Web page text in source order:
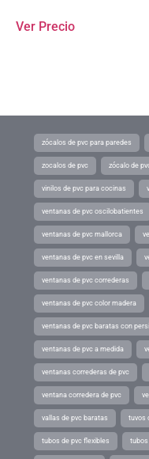
Ver Precio
zócalos de pvc para paredes
zocalos de pvc zócalo de
vinilos de pvc para cocinas
ventanas de pvc oscilobatientes
ventanas de pvc mallorca
ventanas de pvc en sevilla
ventanas de pvc correderas
ventanas de pvc color madera
ventanas de pvc baratas con
ventanas de pvc a medida
ventanas correderas de pvc
ventana corredera de pvc
vallas de pvc baratas tuvos
tubos de pvc flexibles tubos